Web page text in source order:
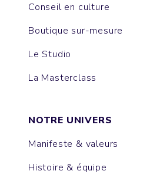
Conseil en culture
Boutique sur-mesure
Le Studio
La Masterclass
NOTRE UNIVERS
Manifeste & valeurs
Histoire & équipe